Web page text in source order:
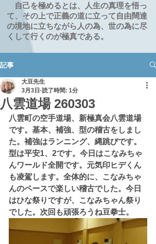
自己を極めるとは、
人生の真理を悟っ
て、その上で正義の道に立って自由闊達
の境地に立ちながら人の為、世の為に尽
くして行くのが極真である。
記事
八雲道場 260303
大豆先生
3月3日 読了時間: 1分
八雲町の空手道場、新極真会八雲道場
です。基本、補強、型の稽古をしまし
た。補強はランニング、縄跳びです。
型は平安1、2です。今日はこなみちゃ
んワールド全開です。元気印ヒデくん
も凌駕します。全体的に、こなみちゃ
んのペースで楽しい稽古でした。今日
はひな祭りですが、こなみちゃん祭り
でした。次回も頑張ろうね豆拳士。